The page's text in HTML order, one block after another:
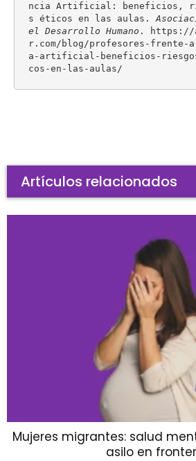
ncia Artificial: beneficios,
s éticos en las aulas.
el Desarrollo Humano . https://
r.com/blog/profesores-
a-artificial-beneficios-
cos-en-las-aulas/
Artículos relacionados
Mujeres migrantes: salud
asilo en